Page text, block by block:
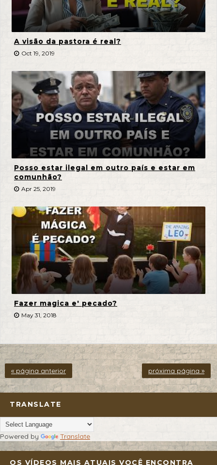
A visão da pastora é real?
Oct 19, 2019
Posso estar ilegal em outro país e estar em
comunhão?
Apr 25, 2019
Fazer magica e' pecado?
May 31, 2018
« página anterior próxima página »
TRANSLATE
Powered by Translate
OS VÍDEOS MAIS ATUAIS VOCÊ ENCONTRA